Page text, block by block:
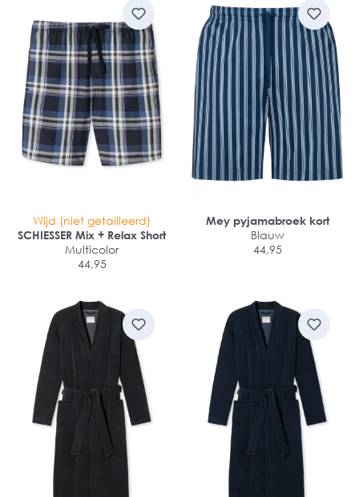
Wijd (niet getailleerd)
SCHIESSER Mix + Relax Short
Multicolor
44,95
Mey pyjamabroek kort
Blauw
44,95